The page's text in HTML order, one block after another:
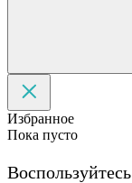
Избранное
Пока пусто
Воспользуйтесь